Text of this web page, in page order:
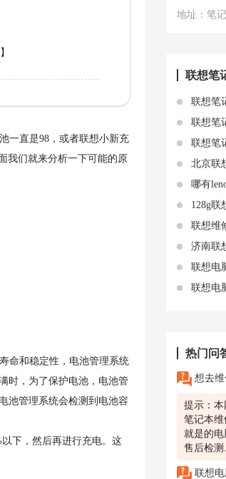
一直是98，或者联想小新充
我们就来分析一下可能的原
命和稳定性，电池管理系统
时，为了保护电池，电池管
池管理系统会检测到电池容
下，然后再进行充电。这
地址：笔
联想笔
联想笔记本维
联想笔记本售后
联想笔记本电脑维
北京联想售后维
哪有lenovo笔
128g联想笔
联想维修|
济南联想售后维修服务
联想电脑售后
联想电脑麦克风
热门问
想去维修笔记本电脑
提示：
笔记本
就是的
售后检测
联想电脑一年